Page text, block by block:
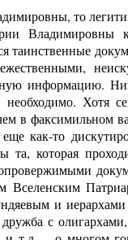
то
Владимировны
таинственные
информацию.
Хотя
в факсимильном
как-то
та, которая
Вселенским
и
с